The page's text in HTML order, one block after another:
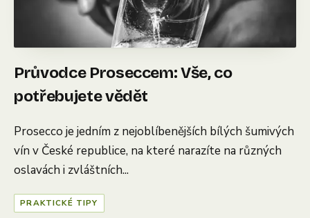
Průvodce Proseccem: Vše, co
potřebujete vědět
Prosecco je jedním z nejoblíbenějších bílých šumivých
vín v České republice, na které narazíte na různých
oslavách i zvláštních...
PRAKTICKÉ TIPY